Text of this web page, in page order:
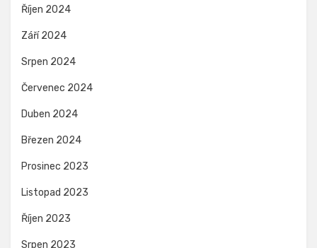
Říjen 2024
Září 2024
Srpen 2024
Červenec 2024
Duben 2024
Březen 2024
Prosinec 2023
Listopad 2023
Říjen 2023
Srpen 2023